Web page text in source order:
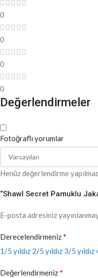
0
0
0
0
Değerlendirmeler
Fotoğraflı yorumlar
Henüz değerlendirme
“Shawl Secret Pamuklu
E-posta adresiniz
Derecelendirmeniz*
1/5 yıldız 2/5 yıldız 3/5 yıldız
Değerlendirmeniz*